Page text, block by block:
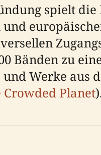
spielt
Bänden zu
Werke aus
Crowded Planet